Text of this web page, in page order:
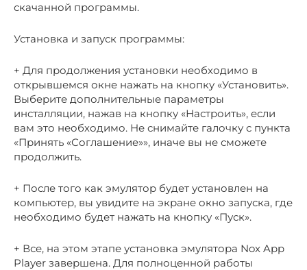
скачанной программы.
Установка и запуск программы:
+ Для продолжения установки необходимо в
открывшемся окне нажать на кнопку «Установить».
Выберите дополнительные параметры
инсталляции, нажав на кнопку «Настроить», если
вам это необходимо. Не снимайте галочку с пункта
«Принять «Соглашение»», иначе вы не сможете
продолжить.
+ После того как эмулятор будет установлен на
компьютер, вы увидите на экране окно запуска, где
необходимо будет нажать на кнопку «Пуск».
+ Все, на этом этапе установка эмулятора Nox App
Player завершена. Для полноценной работы